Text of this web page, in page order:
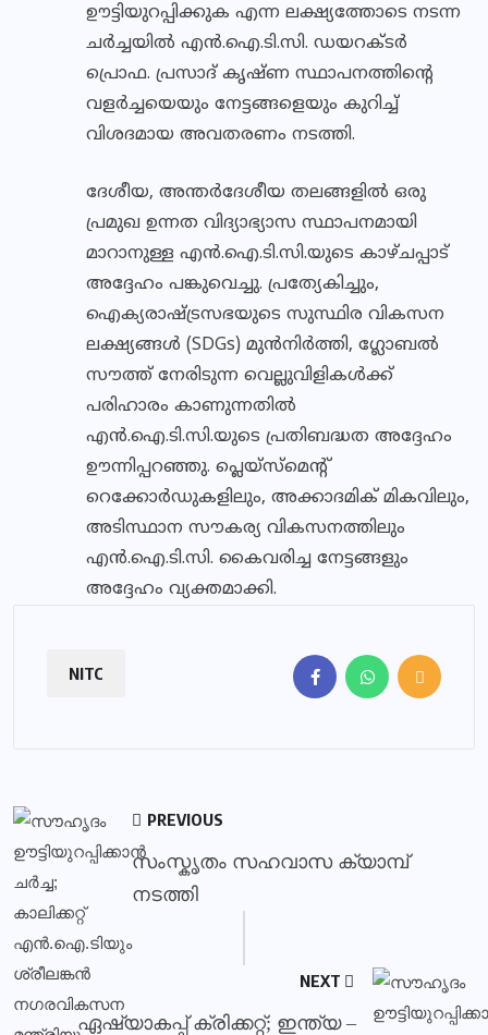
ഊട്ടിയുറപ്പിക്കുക എന്ന ലക്ഷ്യത്തോടെ നടന്ന
ചർച്ചയിൽ എൻ.ഐ.ടി.സി. ഡയറക്ടർ
പ്രൊഫ. പ്രസാദ് കൃഷ്ണ സ്ഥാപനത്തിന്റെ
വളർച്ചയെയും നേട്ടങ്ങളെയും കുറിച്ച്
വിശദമായ അവതരണം നടത്തി.
ദേശീയ, അന്തർദേശീയ തലങ്ങളിൽ ഒരു
പ്രമുഖ ഉന്നത വിദ്യാഭ്യാസ സ്ഥാപനമായി
മാറാനുള്ള എൻ.ഐ.ടി.സി.യുടെ കാഴ്ചപ്പാട്
അദ്ദേഹം പങ്കുവെച്ചു. പ്രത്യേകിച്ചും,
ഐക്യരാഷ്ട്രസഭയുടെ സുസ്ഥിര വികസന
ലക്ഷ്യങ്ങൾ (SDGs) മുൻനിർത്തി, ഗ്ലോബൽ
സൗത്ത് നേരിടുന്ന വെല്ലുവിളികൾക്ക്
പരിഹാരം കാണുന്നതിൽ
എൻ.ഐ.ടി.സി.യുടെ പ്രതിബദ്ധത അദ്ദേഹം
ഊന്നിപ്പറഞ്ഞു. പ്ലെയ്‌സ്‌മെന്റ്
റെക്കോർഡുകളിലും, അക്കാദമിക് മികവിലും,
അടിസ്ഥാന സൗകര്യ വികസനത്തിലും
എൻ.ഐ.ടി.സി. കൈവരിച്ച നേട്ടങ്ങളും
അദ്ദേഹം വ്യക്തമാക്കി.
NITC
PREVIOUS
സംസ്കൃതം സഹവാസ ക്യാമ്പ്
നടത്തി
NEXT
ഏഷ്യാകപ്പ് ക്രിക്കറ്റ്; ഇന്ത്യ –